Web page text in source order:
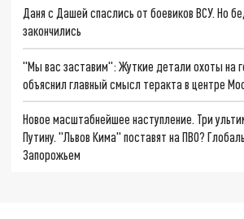
Даня с Дашей спаслись от боевиков ВСУ. Но
закончились
"Мы вас заставим": Жуткие детали охоты на
объяснил главный смысл теракта в центре
Новое масштабнейшее наступление. Три
Путину. "Львов Кима" поставят на ПВО?
Запорожьем